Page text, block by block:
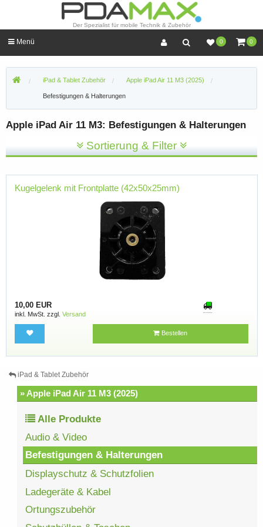
Der Spezialist für mobile Technik & Zubehör
0 0
Menü
iPad & Tablet Zubehör Apple iPad Air 11 M3 (2025)
Befestigungen & Halterungen
Apple iPad Air 11 M3: Befestigungen & Halterungen
Sortierung & Filter
Kugelgelenk mit Frontplatte (42x50x25mm)
10,00 EUR
inkl. MwSt. zzgl. Versand
Bestellen
iPad & Tablet Zubehör
» Apple iPad Air 11 M3 (2025)
Alle Produkte
Audio & Video
Befestigungen & Halterungen
Displayschutz & Schutzfolien
Ladegeräte & Kabel
Ortungszubehör